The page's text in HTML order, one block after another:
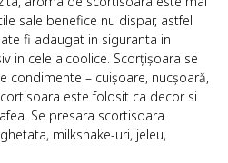
sale benefice nu dispar, astfel
fi adaugat in siguranta in
in cele alcoolice. Scorțișoara se
condimente – cuișoare, nucșoară,
este folosit ca decor si
Se presara scortisoara
milkshake-uri, jeleu,